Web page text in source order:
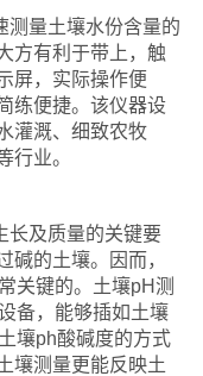
测量土壤水份含量的
方有利于带上，触
屏，实际操作便
练便捷。该仪器设
灌溉、细致农牧
行业。
长及质量的关键要
碱的土壤。因而，
关键的。土壤pH测
备，能够插如土壤
壤ph酸碱度的方式
壤测量更能反映土